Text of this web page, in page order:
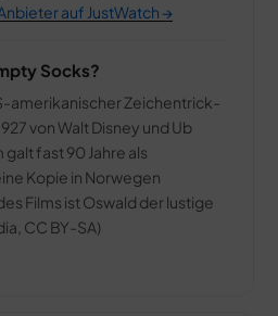
auf JustWatch →
Socks?
amerikanischer Zeichentrick-
von Walt Disney und Ub
fast 90 Jahre als
Kopie in Norwegen
Films ist Oswald der lustige
CC BY-SA)